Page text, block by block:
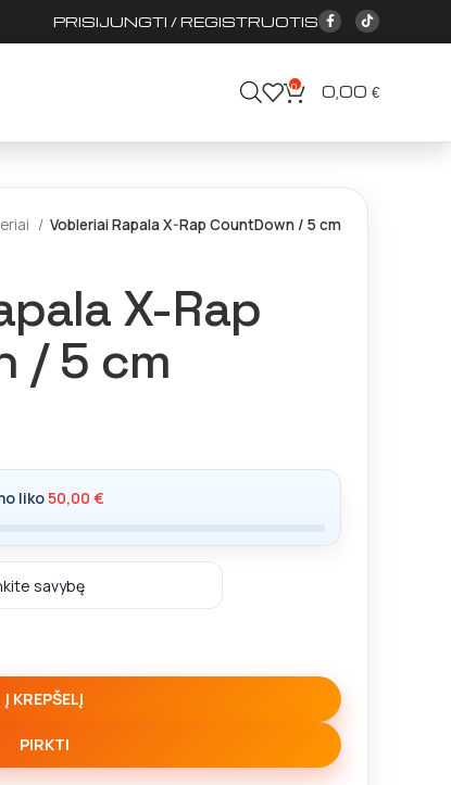
PRISIJUNGTI / REGISTRUOTIS
0 0,00 €
Vobleriai Rapala X-Rap CountDown / 5 cm
X-Rap
/ 5 cm
liko50,00 €
Į KREPŠELĮ
PIRKTI